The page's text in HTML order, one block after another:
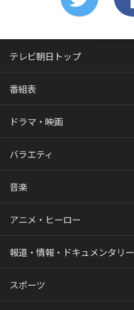
テレビ朝日トップ
番組表
ドラマ・映画
バラエティ
音楽
アニメ・ヒーロー
報道・情報・ドキュメンタリー
スポーツ